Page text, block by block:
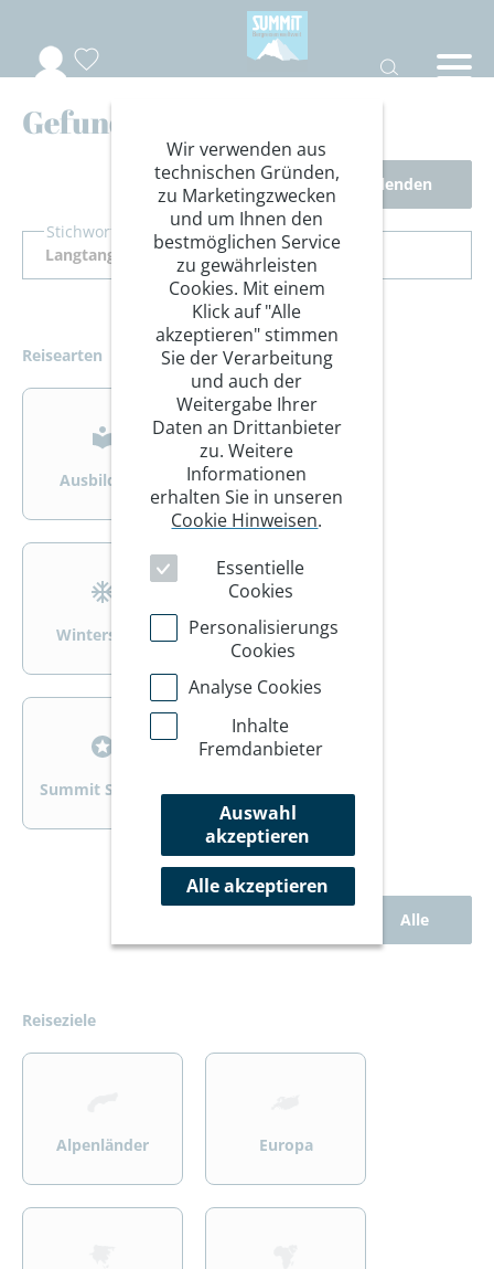
Gefundene Reisen
Filter ausblenden
Stichwort Suche
Reisearten
>
Ausbildung
>
Bergsteigen
>
Wintersport Wandern/Trekking
>
Summit Specials Rad
Alle
Reiseziele
>
Alpenländer
>
Europa
> >
Wir verwenden aus
technischen Gründen,
zu Marketingzwecken
und um Ihnen den
bestmöglichen Service
zu gewährleisten
Cookies. Mit einem
Klick auf "Alle
akzeptieren" stimmen
Sie der Verarbeitung
und auch der
Weitergabe Ihrer
Daten an Drittanbieter
zu. Weitere
Informationen
erhalten Sie in unseren
Cookie Hinweisen.
Essentielle
Cookies
Personalisierungs
Cookies
Analyse Cookies
Inhalte
Fremdanbieter
Auswahl
akzeptieren
Alle akzeptieren